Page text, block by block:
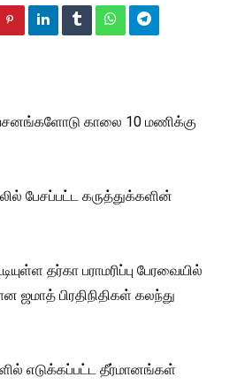
காலை 10 மணிக்கு
பேசப்பட்ட கருத்துக்களின்
தர்கா பராமரிப்பு பேரவையில்
பிரதிநிதிகள் கலந்து
எடுக்கப்பட்ட தீர்மானங்கள்